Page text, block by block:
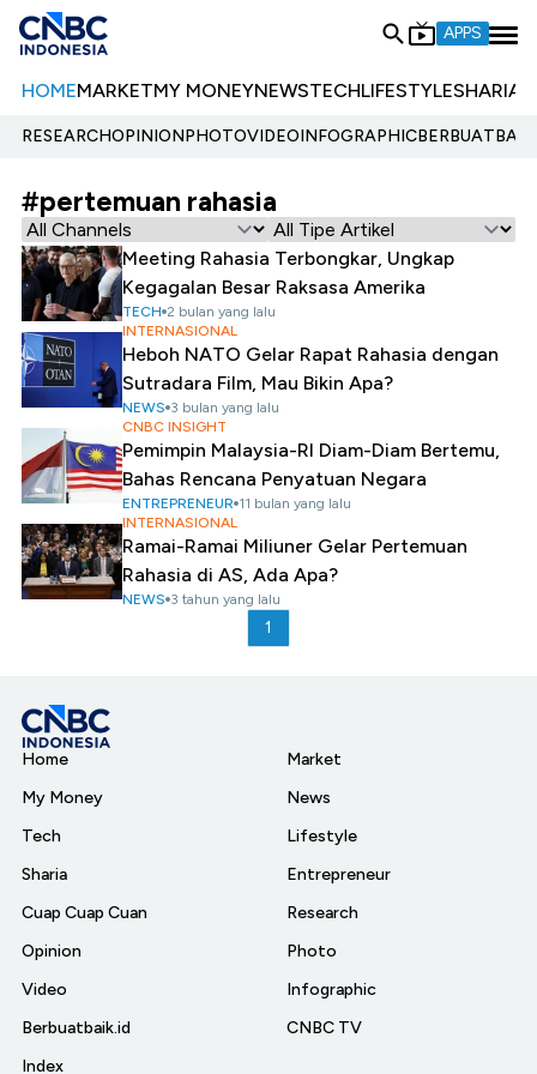
APPS
HOMEMARKETMY MONEYNEWSTECHLIFESTYLESHARIA
RESEARCHOPINIONPHOTOVIDEOINFOGRAPHIC
#pertemuan rahasia
Meeting Rahasia Terbongkar, Ungkap
Kegagalan Besar Raksasa Amerika
TECH 2 bulan yang lalu
INTERNASIONAL
Heboh NATO Gelar Rapat Rahasia dengan
Sutradara Film, Mau Bikin Apa?
NEWS 3 bulan yang lalu
CNBC INSIGHT
Pemimpin Malaysia-RI Diam-Diam Bertemu,
Bahas Rencana Penyatuan Negara
ENTREPRENEUR 11 bulan yang lalu
INTERNASIONAL
Ramai-Ramai Miliuner Gelar Pertemuan
Rahasia di AS, Ada Apa?
NEWS 3 tahun yang lalu
1
Home
My Money
Tech
Sharia
Cuap Cuap Cuan
Opinion
Video
Berbuatbaik.id
Index
Market
News
Lifestyle
Entrepreneur
Research
Photo
Infographic
CNBC TV